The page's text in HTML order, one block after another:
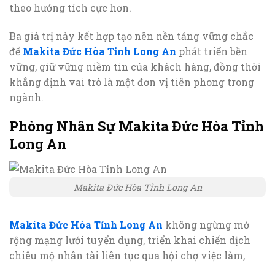
theo hướng tích cực hơn.
Ba giá trị này kết hợp tạo nên nền tảng vững chắc
để Makita Đức Hòa Tỉnh Long An phát triển bền
vững, giữ vững niềm tin của khách hàng, đồng thời
khẳng định vai trò là một đơn vị tiên phong trong
ngành.
Phòng Nhân Sự Makita Đức Hòa Tỉnh
Long An
Makita Đức Hòa Tỉnh Long An
Makita Đức Hòa Tỉnh Long An không ngừng mở
rộng mạng lưới tuyển dụng, triển khai chiến dịch
chiêu mộ nhân tài liên tục qua hội chợ việc làm,